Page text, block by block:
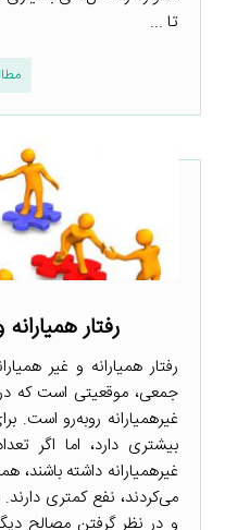
تا ...
رفتار
رفتار همیارانه و غیر
جمعی، موقعیتی است که در
غیرهمیارانه روبه‌رو است.
بیشتری دارد، اما اگر
غیرهمیارانه داشته باشند،
و در نظر گرفتن مصالح